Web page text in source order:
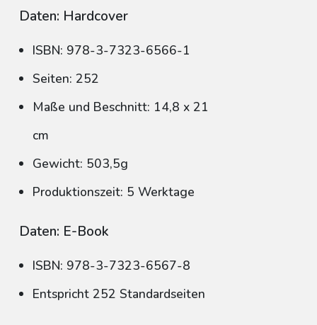
Daten: Hardcover
ISBN: 978-3-7323-6566-1
Seiten: 252
Maße und Beschnitt: 14,8 x 21
cm
Gewicht: 503,5g
Produktionszeit: 5 Werktage
Daten: E-Book
ISBN: 978-3-7323-6567-8
Entspricht 252 Standardseiten